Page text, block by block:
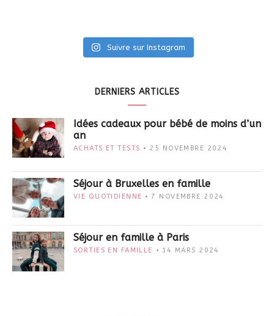
Suivre sur Instagram
DERNIERS ARTICLES
Idées cadeaux pour bébé de moins d’un
an
ACHATS ET TESTS 25 NOVEMBRE 2024
Séjour à Bruxelles en famille
VIE QUOTIDIENNE 7 NOVEMBRE 2024
Séjour en famille à Paris
SORTIES EN FAMILLE 14 MARS 2024